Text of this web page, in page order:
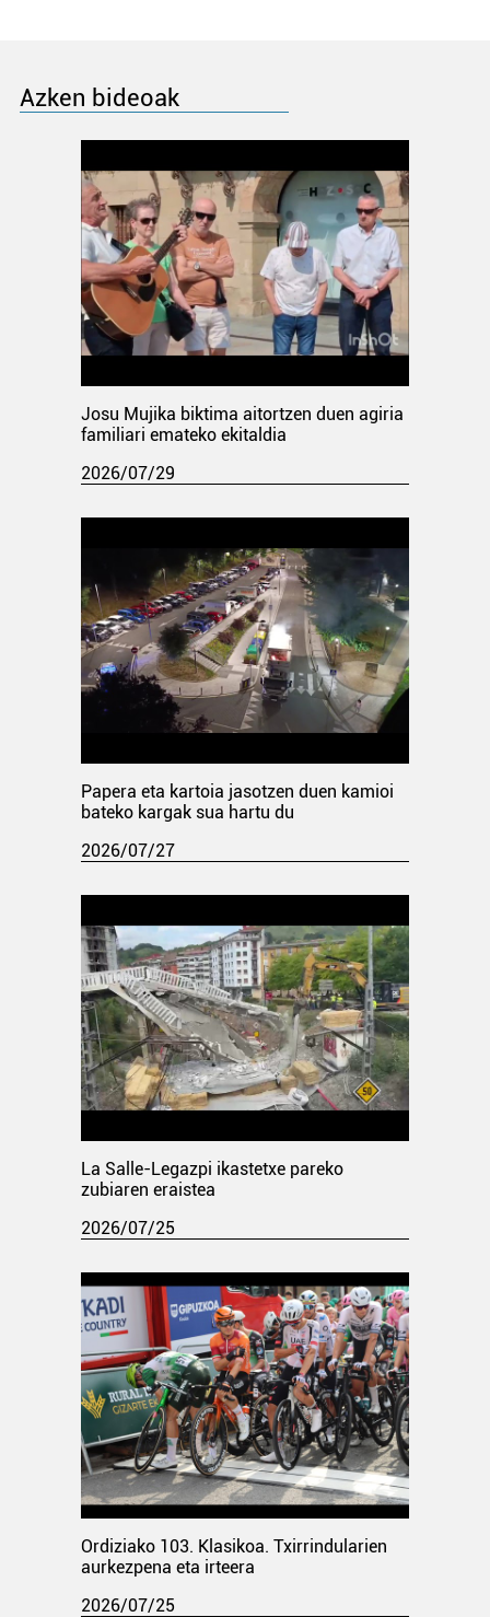
Azken bideoak
Josu Mujika biktima aitortzen duen agiria
familiari emateko ekitaldia
2026/07/29
Papera eta kartoia jasotzen duen kamioi
bateko kargak sua hartu du
2026/07/27
La Salle-Legazpi ikastetxe pareko
zubiaren eraistea
2026/07/25
Ordiziako 103. Klasikoa. Txirrindularien
aurkezpena eta irteera
2026/07/25